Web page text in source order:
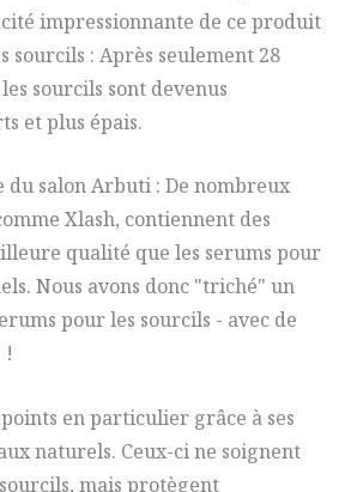
impressionnante de ce produit
sourcils : Après seulement 28
sourcils sont devenus
et plus épais.
du salon Arbuti : De nombreux
Xlash, contiennent des
qualité que les serums pour
Nous avons donc "triché" un
pour les sourcils - avec de
!
en particulier grâce à ses
naturels. Ceux-ci ne soignent
mais protègent